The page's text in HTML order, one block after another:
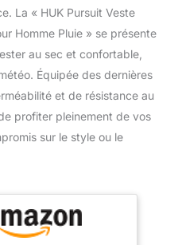
La « HUK Pursuit Veste
Homme Pluie » se présente
au sec et confortable,
Équipée des dernières
et de résistance au
profiter pleinement de vos
sur le style ou le